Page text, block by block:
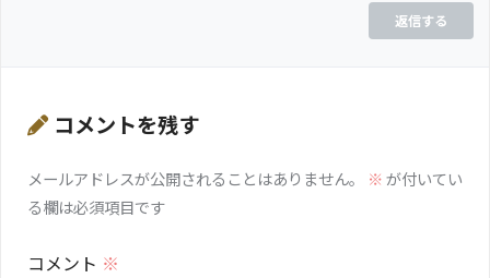
返信する
コメントを残す
メールアドレスが公開されることはありません。 ※が付いてい
る欄は必須項目です
コメント ※